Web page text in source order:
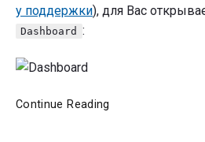
у поддержки), для Вас
Dashboard :
Continue Reading